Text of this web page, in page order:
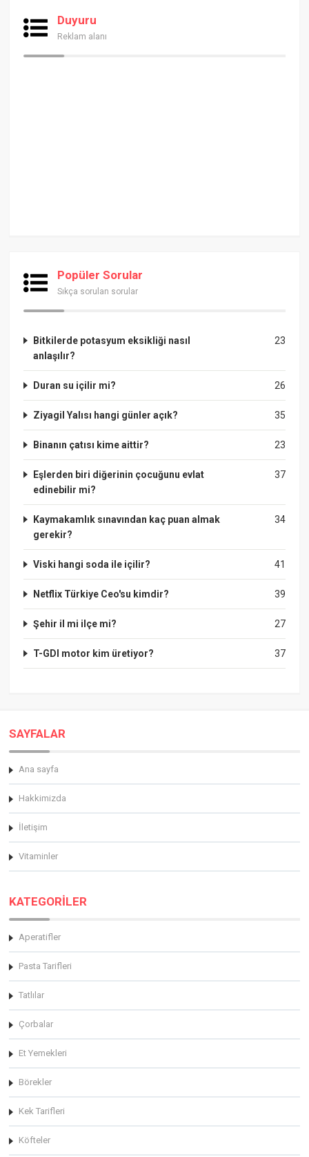
Duyuru
Reklam alanı
Popüler Sorular
Sıkça sorulan sorular
23
Bitkilerde potasyum eksikliği nasıl
anlaşılır?
26
Duran su içilir mi?
35
Ziyagil Yalısı hangi günler açık?
23
Binanın çatısı kime aittir?
37
Eşlerden biri diğerinin çocuğunu evlat
edinebilir mi?
34
Kaymakamlık sınavından kaç puan almak
gerekir?
41
Viski hangi soda ile içilir?
39
Netflix Türkiye Ceo'su kimdir?
27
Şehir il mi ilçe mi?
37
T-GDI motor kim üretiyor?
SAYFALAR
Ana sayfa
Hakkimizda
İletişim
Vitaminler
KATEGORİLER
Aperatifler
Pasta Tarifleri
Tatlılar
Çorbalar
Et Yemekleri
Börekler
Kek Tarifleri
Köfteler